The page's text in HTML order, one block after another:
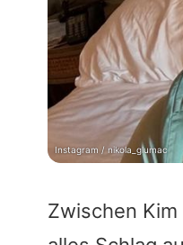
Zwischen
Instagram / nikola_glumac